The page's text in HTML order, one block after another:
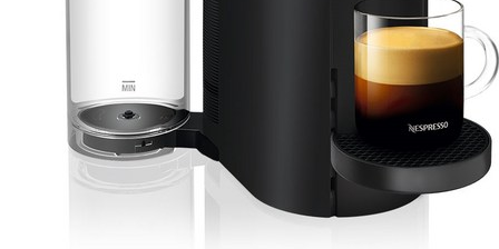
운
정
ㅣ
추
천